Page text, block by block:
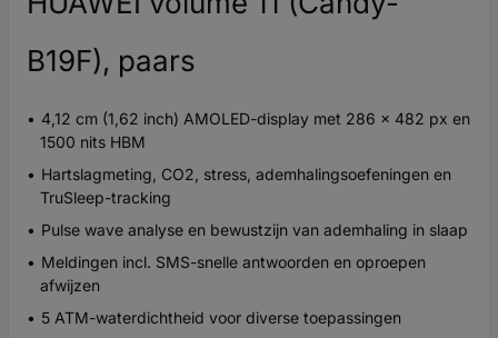
B19F), paars
4,12 cm (1,62 inch) AMOLED-display met 286 x 482 px en
1500 nits HBM
Hartslagmeting, CO2, stress, ademhalingsoefeningen en
TruSleep-tracking
Pulse wave analyse en bewustzijn van ademhaling in slaap
Meldingen incl. SMS-snelle antwoorden en oproepen
afwijzen
5 ATM-waterdichtheid voor diverse toepassingen